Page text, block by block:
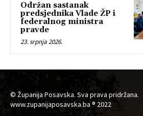
Održan sastanak
predsjednika Vlade ŽP i
federalnog ministra
pravde
23. srpnja 2026.
© Županija Posavska. Sva prava pridržana.
www.zupanijaposavska.ba ® 2022